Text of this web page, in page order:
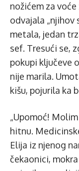
nožićem za
odvajala „njihov
metala, jedan
sef. Tresući se,
pokupi ključeve
nije marila.
kišu, pojurila ka
„Upomoć!
hitnu.
Elija iz njenog
čekaonici,